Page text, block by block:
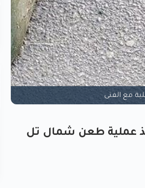
مع الفتى
عملية طعن شمال تل